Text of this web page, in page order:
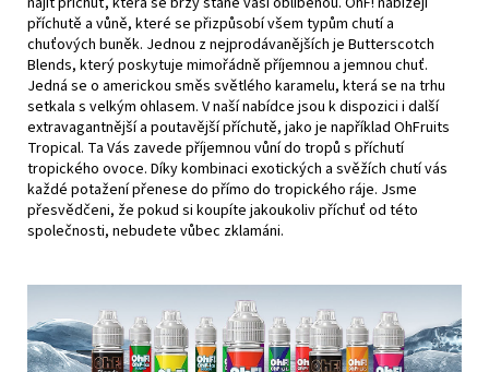
příchutě a vůně, které se přizpůsobí všem typům chutí a
chuťových buněk. Jednou z nejprodávanějších je Butterscotch
Blends, který poskytuje mimořádně příjemnou a jemnou chuť.
Jedná se o americkou směs světlého karamelu, která se na trhu
setkala s velkým ohlasem. V naší nabídce jsou k dispozici i další
extravagantnější a poutavější příchutě, jako je například OhFruits
Tropical. Ta Vás zavede příjemnou vůní do tropů s příchutí
tropického ovoce. Díky kombinaci exotických a svěžích chutí vás
každé potažení přenese do přímo do tropického ráje. Jsme
přesvědčeni, že pokud si koupíte jakoukoliv příchuť od této
společnosti, nebudete vůbec zklamáni.